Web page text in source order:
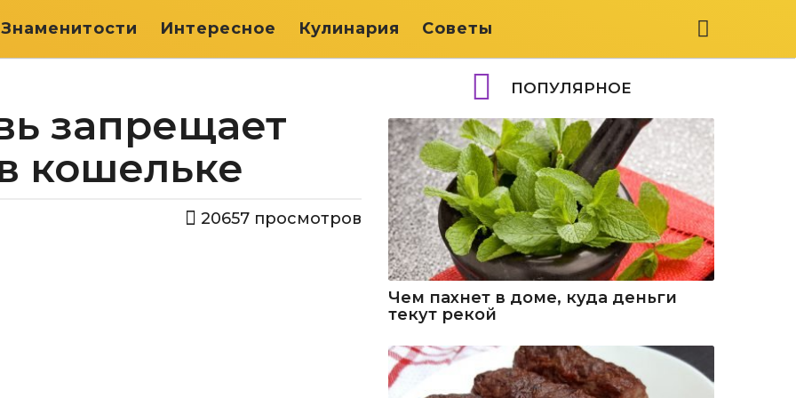
Знаменитости Интересное Кулинария Советы
запрещает
кошельке
20657 просмотров
ПОПУЛЯРНОЕ
Чем пахнет в доме, куда деньги
текут рекой